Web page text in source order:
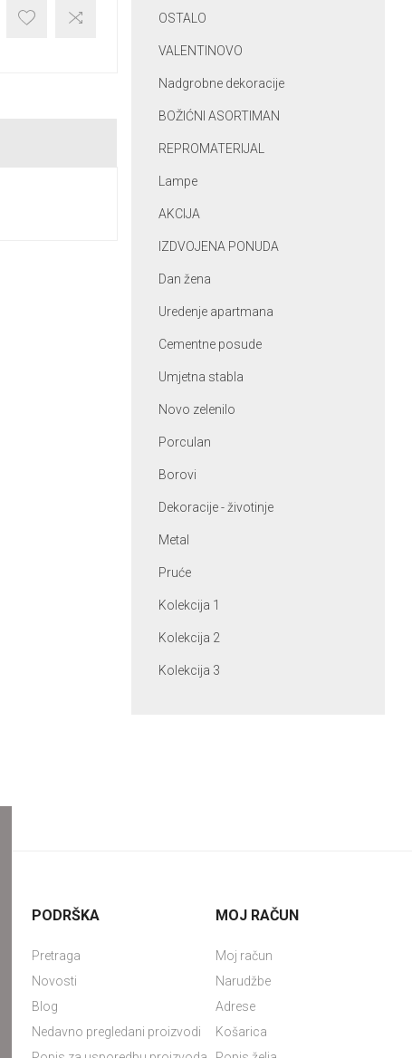
OSTALO
VALENTINOVO
Nadgrobne dekoracije
BOŽIĆNI ASORTIMAN
REPROMATERIJAL
Lampe
AKCIJA
IZDVOJENA PONUDA
Dan žena
Uredenje apartmana
Cementne posude
Umjetna stabla
Novo zelenilo
Porculan
Borovi
Dekoracije - životinje
Metal
Pruće
Kolekcija 1
Kolekcija 2
Kolekcija 3
PODRŠKA
Pretraga
Novosti
Blog
Nedavno pregledani proizvodi
MOJ RAČUN
Moj račun
Narudžbe
Adrese
Košarica